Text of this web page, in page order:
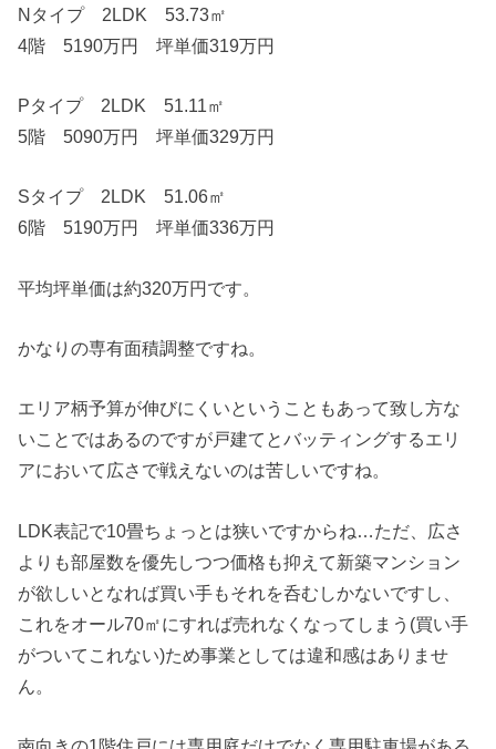
Nタイプ 2LDK 53.73㎡
4階 5190万円 坪単価319万円
Pタイプ 2LDK 51.11㎡
5階 5090万円 坪単価329万円
Sタイプ 2LDK 51.06㎡
6階 5190万円 坪単価336万円
平均坪単価は約320万円です。
かなりの専有面積調整ですね。
エリア柄予算が伸びにくいということもあって致し方な
いことではあるのですが戸建てとバッティングするエリ
アにおいて広さで戦えないのは苦しいですね。
LDK表記で10畳ちょっとは狭いですからね…ただ、広さ
よりも部屋数を優先しつつ価格も抑えて新築マンション
が欲しいとなれば買い手もそれを呑むしかないですし、
これをオール70㎡にすれば売れなくなってしまう(買い手
がついてこれない)ため事業としては違和感はありませ
ん。